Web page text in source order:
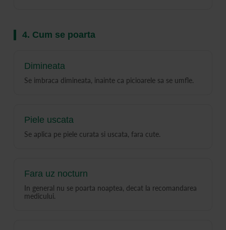
4. Cum se poarta
Dimineata
Se imbraca dimineata, inainte ca picioarele sa se umfle.
Piele uscata
Se aplica pe piele curata si uscata, fara cute.
Fara uz nocturn
In general nu se poarta noaptea, decat la recomandarea
medicului.